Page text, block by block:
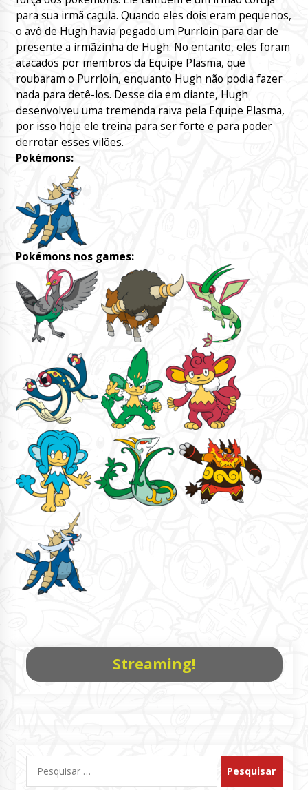
para sua irmã caçula. Quando eles dois eram pequenos,
o avô de Hugh havia pegado um Purrloin para dar de
presente a irmãzinha de Hugh. No entanto, eles foram
atacados por membros da Equipe Plasma, que
roubaram o Purrloin, enquanto Hugh não podia fazer
nada para detê-los. Desse dia em diante, Hugh
desenvolveu uma tremenda raiva pela Equipe Plasma,
por isso hoje ele treina para ser forte e para poder
derrotar esses vilões.
Pokémons:
Pokémons nos games:
Streaming!
por: